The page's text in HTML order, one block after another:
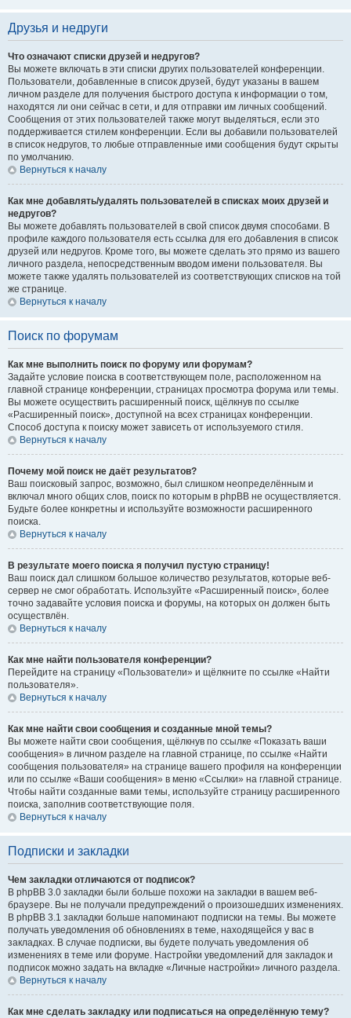
Друзья и недруги
Что означают списки друзей и недругов?
Вы можете включать в эти списки других пользователей конференции.
Пользователи, добавленные в список друзей, будут указаны в вашем
личном разделе для получения быстрого доступа к информации о том,
находятся ли они сейчас в сети, и для отправки им личных сообщений.
Сообщения от этих пользователей также могут выделяться, если это
поддерживается стилем конференции. Если вы добавили пользователей
в список недругов, то любые отправленные ими сообщения будут скрыты
по умолчанию.
Вернуться к началу
Как мне добавлять/удалять пользователей в списках моих друзей и
недругов?
Вы можете добавлять пользователей в свой список двумя способами. В
профиле каждого пользователя есть ссылка для его добавления в список
друзей или недругов. Кроме того, вы можете сделать это прямо из вашего
личного раздела, непосредственным вводом имени пользователя. Вы
можете также удалять пользователей из соответствующих списков на той
же странице.
Вернуться к началу
Поиск по форумам
Как мне выполнить поиск по форуму или форумам?
Задайте условие поиска в соответствующем поле, расположенном на
главной странице конференции, страницах просмотра форума или темы.
Вы можете осуществить расширенный поиск, щёлкнув по ссылке
«Расширенный поиск», доступной на всех страницах конференции.
Способ доступа к поиску может зависеть от используемого стиля.
Вернуться к началу
Почему мой поиск не даёт результатов?
Ваш поисковый запрос, возможно, был слишком неопределённым и
включал много общих слов, поиск по которым в phpBB не осуществляется.
Будьте более конкретны и используйте возможности расширенного
поиска.
Вернуться к началу
В результате моего поиска я получил пустую страницу!
Ваш поиск дал слишком большое количество результатов, которые веб-
сервер не смог обработать. Используйте «Расширенный поиск», более
точно задавайте условия поиска и форумы, на которых он должен быть
осуществлён.
Вернуться к началу
Как мне найти пользователя конференции?
Перейдите на страницу «Пользователи» и щёлкните по ссылке «Найти
пользователя».
Вернуться к началу
Как мне найти свои сообщения и созданные мной темы?
Вы можете найти свои сообщения, щёлкнув по ссылке «Показать ваши
сообщения» в личном разделе на главной странице, по ссылке «Найти
сообщения пользователя» на странице вашего профиля на конференции
или по ссылке «Ваши сообщения» в меню «Ссылки» на главной странице.
Чтобы найти созданные вами темы, используйте страницу расширенного
поиска, заполнив соответствующие поля.
Вернуться к началу
Подписки и закладки
Чем закладки отличаются от подписок?
В phpBB 3.0 закладки были больше похожи на закладки в вашем веб-
браузере. Вы не получали предупреждений о произошедших изменениях.
В phpBB 3.1 закладки больше напоминают подписки на темы. Вы можете
получать уведомления об обновлениях в теме, находящейся у вас в
закладках. В случае подписки, вы будете получать уведомления об
изменениях в теме или форуме. Настройки уведомлений для закладок и
подписок можно задать на вкладке «Личные настройки» личного раздела.
Вернуться к началу
Как мне сделать закладку или подписаться на определённую тему?